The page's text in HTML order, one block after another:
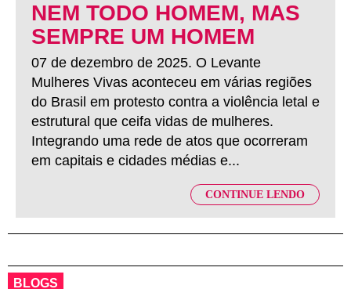
NEM TODO HOMEM, MAS
SEMPRE UM HOMEM
07 de dezembro de 2025. O Levante
Mulheres Vivas aconteceu em várias regiões
do Brasil em protesto contra a violência letal e
estrutural que ceifa vidas de mulheres.
Integrando uma rede de atos que ocorreram
em capitais e cidades médias e...
CONTINUE LENDO
BLOGS